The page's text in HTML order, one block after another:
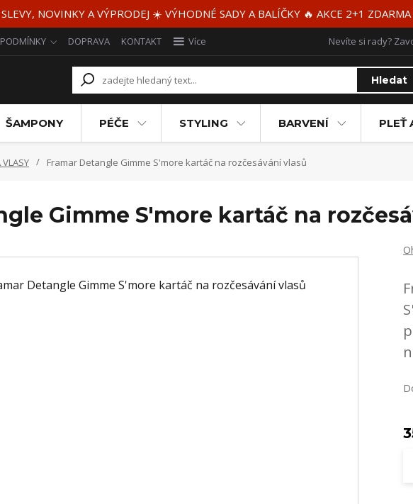
NOVINKY A VÝPRODEJ ☀️ VÝHODNÉ SADY A BALÍČKY 🔥 AKCE 2+1
DOPRAVA KONTAKT Více
Hledat
Nevíte si rady?
ŠAMPONY PÉČE STYLING BARVENÍ PLEŤ
VLASY Framar Detangle Gimme S'more kartáč na rozčesávání vlasů
Gimme S'more kartáč na